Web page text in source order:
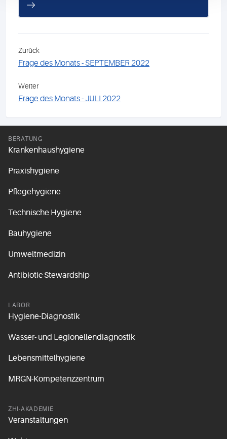
Zurück
Frage des Monats - SEPTEMBER 2022
Weiter
Frage des Monats - JULI 2022
BERATUNG
Krankenhaushygiene
Praxishygiene
Pflegehygiene
Technische Hygiene
Bauhygiene
Umweltmedizin
Antibiotic Stewardship
LABOR
Hygiene-Diagnostik
Wasser- und Legionellendiagnostik
Lebensmittelhygiene
MRGN-Kompetenzzentrum
ZHI-AKADEMIE
Veranstaltungen